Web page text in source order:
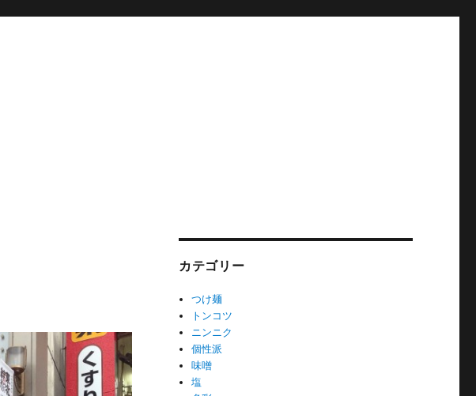
カテゴリー
つけ麺
トンコツ
ニンニク
個性派
味噌
塩